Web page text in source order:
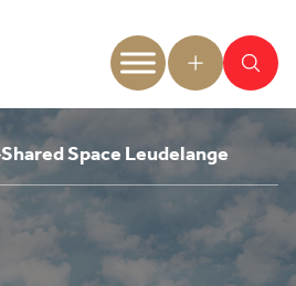
Shared Space Leudelange